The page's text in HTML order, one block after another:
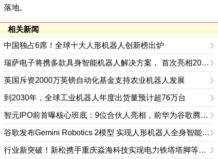
落地。
相关新闻
中国独占6席！全球十大人形机器人创新榜出炉
瑞萨电子将携多款具身智能机器人解决方案， 首次亮相2026中国具身智能机器人产业大会
英国斥资2000万英镑自动化基金支持农业机器人发展
到2030年，全球工业机器人年度出货量预计超76万台
智元IPO前首曝核心班底：9位合伙人亮相，前华为谷歌腾讯高管集结
谷歌发布Gemini Robotics 2模型 实现人形机器人全身智能控制突破
行业新突破！新松携手重庆焱海科技实现电力铁塔塔脚等级焊缝智能焊接